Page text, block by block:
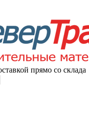
прямо со склада